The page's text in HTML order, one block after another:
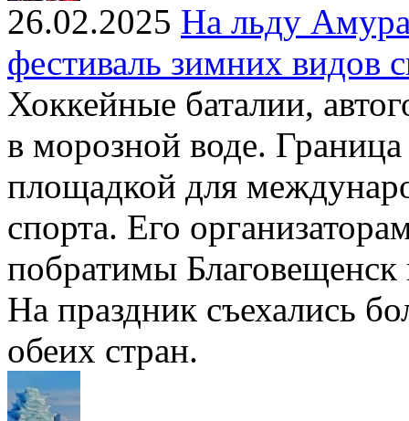
26.02.2025 На льду
фестиваль зимних видов
Хоккейные баталии,
в морозной воде.
площадкой для
спорта. Его
побратимы
На праздник съехались
обеих стран.